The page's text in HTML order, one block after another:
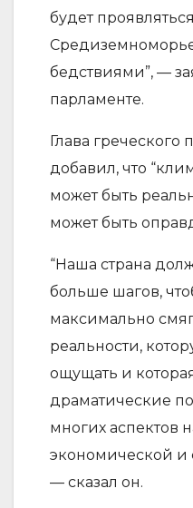
будет
бедствиями”, —
парламенте.
Глава греческого
добавил, что
может быть
может быть
“Наша страна
больше шагов,
максимально
реальности,
ощущать и
драматические
многих аспектов
экономической и
— сказал он.